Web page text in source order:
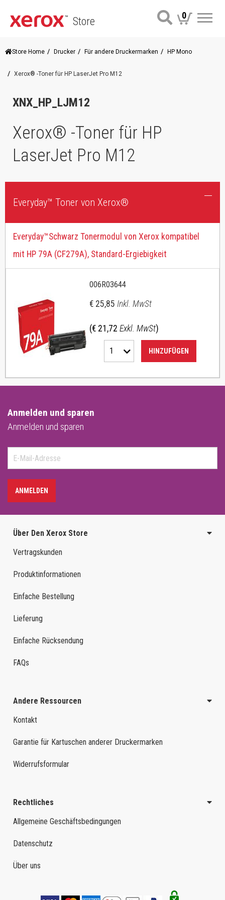
Store 0
Store Home Drucker Für andere Druckermarken HP Mono
Xerox® -Toner für HP LaserJet Pro M12
XNX_HP_LJM12
Xerox® -Toner für HP
LaserJet Pro M12
Everyday™ Toner von Xerox®
Everyday™Schwarz Tonermodul von Xerox kompatibel
mit HP 79A (CF279A), Standard-Ergiebigkeit
006R03644
€ 25,85 Inkl. MwSt
(€ 21,72 Exkl. MwSt)
1 HINZUFÜGEN
Anmelden und sparen
Anmelden und sparen
ANMELDEN
Über Den Xerox Store
Vertragskunden
Produktinformationen
Einfache Bestellung
Lieferung
Einfache Rücksendung
FAQs
Andere Ressourcen
Kontakt
Garantie für Kartuschen anderer Druckermarken
Widerrufsformular
Rechtliches
Allgemeine Geschäftsbedingungen
Datenschutz
Über uns